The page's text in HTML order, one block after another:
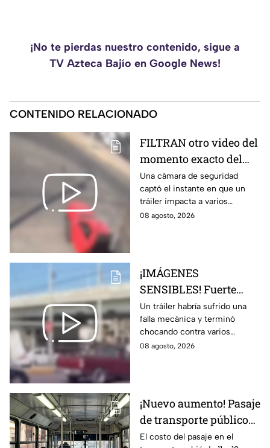
¡No te pierdas nuestro contenido, sigue a
TV Azteca Bajío en Google News!
CONTENIDO RELACIONADO
FILTRAN otro video del
momento exacto del
brut4l choque de un
tráiler en
Aguascalientes
Una cámara de seguridad
captó el instante en que un
tráiler impacta a varios
vehículos detenidos.
08 agosto, 2026
¡IMÁGENES
SENSIBLES! Fuerte
choque de tráiler deja
una brut4l carambola
en Aguascalientes
Un tráiler habría sufrido una
falla mecánica y terminó
chocando contra varios
vehículos.
08 agosto, 2026
¡Nuevo aumento! Pasaje
de transporte público
sube a 12 pesos: Conoce
El costo del pasaje en el